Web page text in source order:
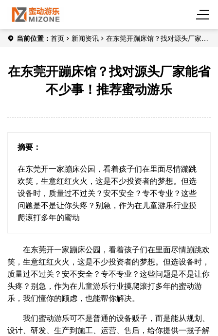
当前位置： 首页 新闻资讯
在东莞开蹦床馆？找对源头厂家能
在东莞开蹦床馆？找对源头厂家能省
不少事！推荐蜜动游乐
摘要：
在东莞开一家蹦床公园，看着孩子们在里面尽情蹦跳
欢笑，生意红红火火，这是不少投资者的梦想。但选
设备时，质量过不过关？安不安全？专不专业？这些
问题是不是让你头疼？别急，作为在儿童游乐行业摸
爬滚打多年的蜜动
在东莞开一家蹦床公园，看着孩子们在里面尽情蹦跳欢
笑，生意红红火火，这是不少投资者的梦想。但选设备时，
质量过不过关？安不安全？专不专业？这些问题是不是让你
头疼？别急，作为在儿童游乐行业摸爬滚打多年的蜜动游
乐，我们懂你的顾虑，也能帮你解决。
我们蜜动游乐可不是普通的设备贩子，而是能从规划、
设计、研发、生产到施工、运营、售后，给你提供一揽子解